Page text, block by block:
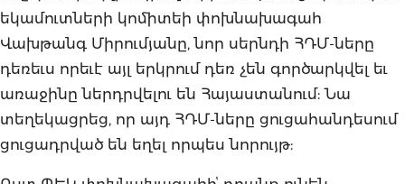
եկամուտների կոմիտեի փոխնախագահ
Վախթանգ Միրումյանը, նոր սերնդի ՀԴՄ-ները
դեռեւս որեւէ այլ երկրում դեռ չեն գործարկվել եւ
առաջինը ներդրվելու են Հայաստանում: Նա
տեղեկացրեց, որ այդ ՀԴՄ-ները ցուցահանդեսում
ցուցադրված են եղել որպես նորույթ: